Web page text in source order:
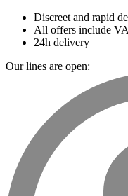
Discreet and rapid
All offers include
24h delivery
Our lines are open: